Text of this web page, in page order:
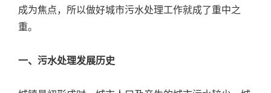
成为焦点，所以做好城市污水处理工作就成了重中之
重。
一、污水处理发展历史